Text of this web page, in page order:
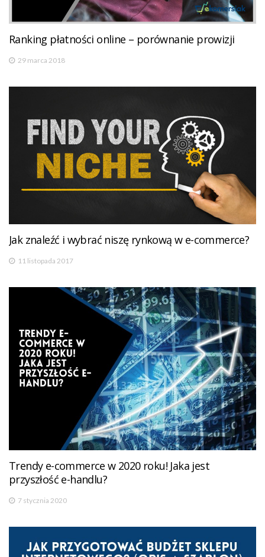
Ranking płatności online – porównanie prowizji
29 marca 2018
Jak znaleźć i wybrać niszę rynkową w e-commerce?
11 listopada 2017
Trendy e-commerce w 2020 roku! Jaka jest
przyszłość e-handlu?
7 stycznia 2020